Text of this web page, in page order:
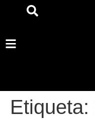
Etiqueta: